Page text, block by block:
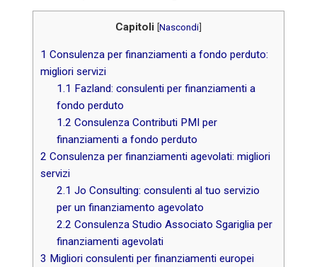
Capitoli [Nascondi]
1 Consulenza per finanziamenti a fondo perduto:
migliori servizi
1.1 Fazland: consulenti per finanziamenti a
fondo perduto
1.2 Consulenza Contributi PMI per
finanziamenti a fondo perduto
2 Consulenza per finanziamenti agevolati: migliori
servizi
2.1 Jo Consulting: consulenti al tuo servizio
per un finanziamento agevolato
2.2 Consulenza Studio Associato Sgariglia per
finanziamenti agevolati
3 Migliori consulenti per finanziamenti europei